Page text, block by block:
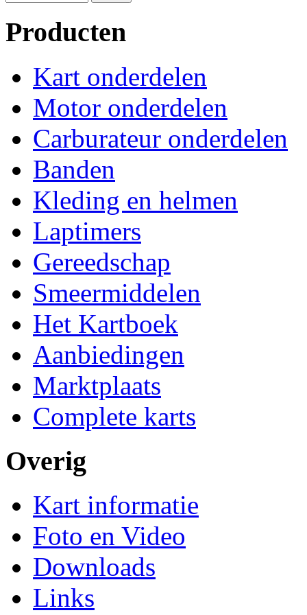
Producten
Kart onderdelen
Motor onderdelen
Carburateur onderdelen
Banden
Kleding en helmen
Laptimers
Gereedschap
Smeermiddelen
Het Kartboek
Aanbiedingen
Marktplaats
Complete karts
Overig
Kart informatie
Foto en Video
Downloads
Links